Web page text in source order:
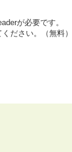
が必要です。
ださい。（無料）